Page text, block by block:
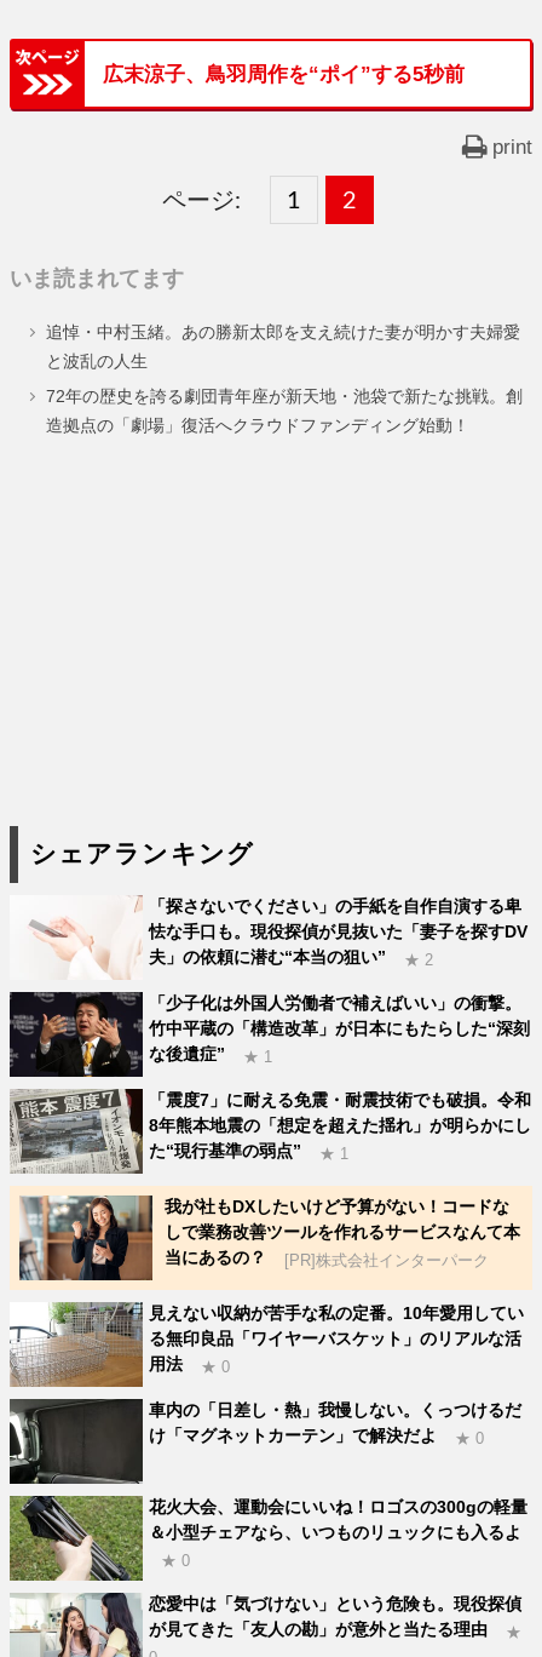
広末涼子、鳥羽周作を“ポイ”する5秒前
print
ページ:
固
ー
ジ
1 ,
固
ー
ジ
2
いま読まれてます
追悼・中村玉緒。あの勝新太郎を支え続けた妻が明かす夫婦愛
と波乱の人生
72年の歴史を誇る劇団青年座が新天地・池袋で新たな挑戦。創
造拠点の「劇場」復活へクラウドファンディング始動！
シェアランキング
「探さないでください」の手紙を自作自演する卑
怯な手口も。現役探偵が見抜いた「妻子を探すDV
夫」の依頼に潜む“本当の狙い”
★ 2
「少子化は外国人労働者で補えばいい」の衝撃。
竹中平蔵の「構造改革」が日本にもたらした“深刻
な後遺症”
★ 1
「震度7」に耐える免震・耐震技術でも破損。令和
8年熊本地震の「想定を超えた揺れ」が明らかにし
た“現行基準の弱点”
★ 1
我が社もDXしたいけど予算がない！コードな
しで業務改善ツールを作れるサービスなんて本
当にあるの？
[PR]株式会社インターパーク
見えない収納が苦手な私の定番。10年愛用してい
る無印良品「ワイヤーバスケット」のリアルな活
用法
★ 0
車内の「日差し・熱」我慢しない。くっつけるだ
け「マグネットカーテン」で解決だよ
★ 0
花火大会、運動会にいいね！ロゴスの300gの軽量
＆小型チェアなら、いつものリュックにも入るよ
★ 0
恋愛中は「気づけない」という危険も。現役探偵
が見てきた「友人の勘」が意外と当たる理由
★